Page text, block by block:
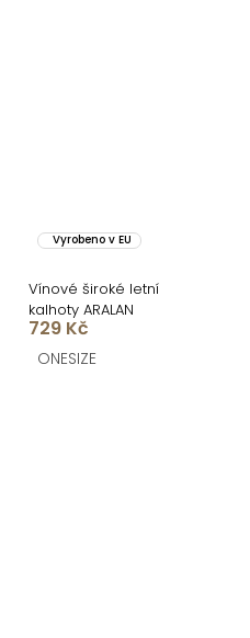
Vyrobeno v EU
Vínové široké letní
kalhoty ARALAN
729 Kč
ONESIZE